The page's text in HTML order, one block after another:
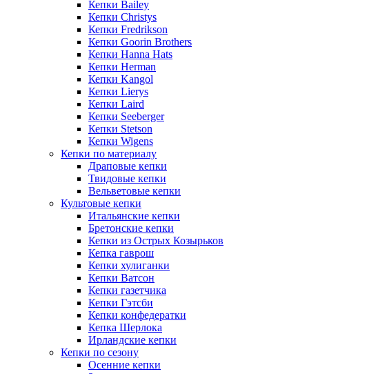
Кепки Bailey
Кепки Christys
Кепки Fredrikson
Кепки Goorin Brothers
Кепки Hanna Hats
Кепки Herman
Кепки Kangol
Кепки Lierys
Кепки Laird
Кепки Seeberger
Кепки Stetson
Кепки Wigens
Кепки по материалу
Драповые кепки
Твидовые кепки
Вельветовые кепки
Культовые кепки
Итальянские кепки
Бретонские кепки
Кепки из Острых Козырьков
Кепка гаврош
Кепки хулиганки
Кепки Ватсон
Кепки газетчика
Кепки Гэтсби
Кепки конфедератки
Кепка Шерлока
Ирландские кепки
Кепки по сезону
Осенние кепки